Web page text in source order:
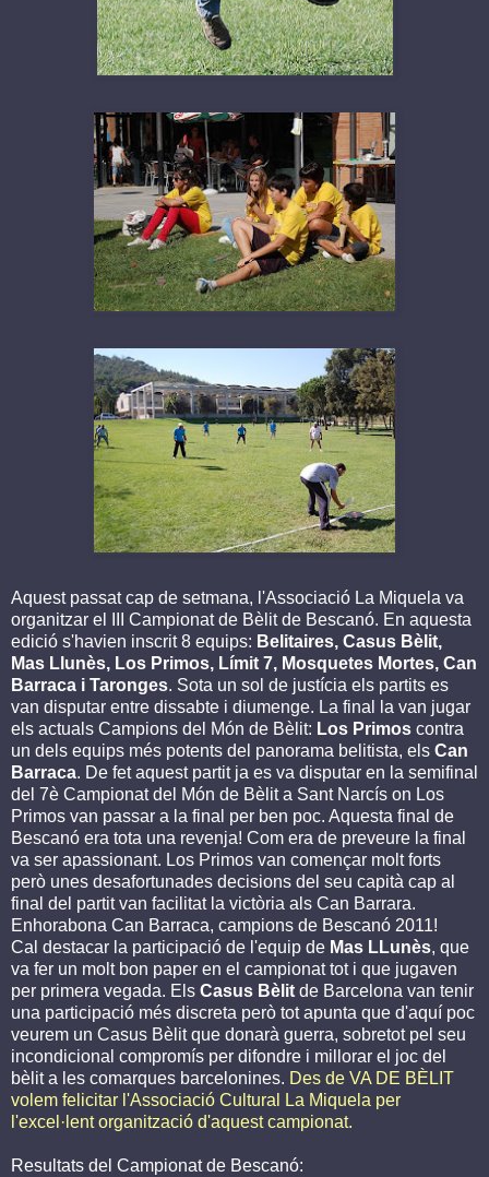
Aquest passat cap de setmana, l'Associació La Miquela va
organitzar el III Campionat de Bèlit de Bescanó. En aquesta
edició s'havien inscrit 8 equips: Belitaires, Casus Bèlit,
Mas Llunès, Los Primos, Límit 7, Mosquetes Mortes, Can
Barraca i Taronges. Sota un sol de justícia els partits es
van disputar entre dissabte i diumenge. La final la van jugar
els actuals Campions del Món de Bèlit: Los Primos contra
un dels equips més potents del panorama belitista, els Can
Barraca. De fet aquest partit ja es va disputar en la semifinal
del 7è Campionat del Món de Bèlit a Sant Narcís on Los
Primos van passar a la final per ben poc. Aquesta final de
Bescanó era tota una revenja! Com era de preveure la final
va ser apassionant. Los Primos van començar molt forts
però unes desafortunades decisions del seu capità cap al
final del partit van facilitat la victòria als Can Barrara.
Enhorabona Can Barraca, campions de Bescanó 2011!
Cal destacar la participació de l'equip de Mas LLunès, que
va fer un molt bon paper en el campionat tot i que jugaven
per primera vegada. Els Casus Bèlit de Barcelona van tenir
una participació més discreta però tot apunta que d'aquí poc
veurem un Casus Bèlit que donarà guerra, sobretot pel seu
incondicional compromís per difondre i millorar el joc del
bèlit a les comarques barcelonines. Des de VA DE BÈLIT
volem felicitar l'Associació Cultural La Miquela per
l'excel·lent organització d'aquest campionat.
Resultats del Campionat de Bescanó: